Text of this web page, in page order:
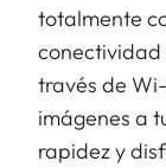
totalmente
conectividad
través de
imágenes a
rapidez y